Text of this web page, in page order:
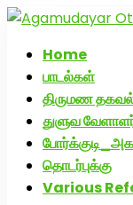
Home
பாடல்கள்
திருமண
துளுவ
தொடர்புக்கு
Various
அகமுடையார்